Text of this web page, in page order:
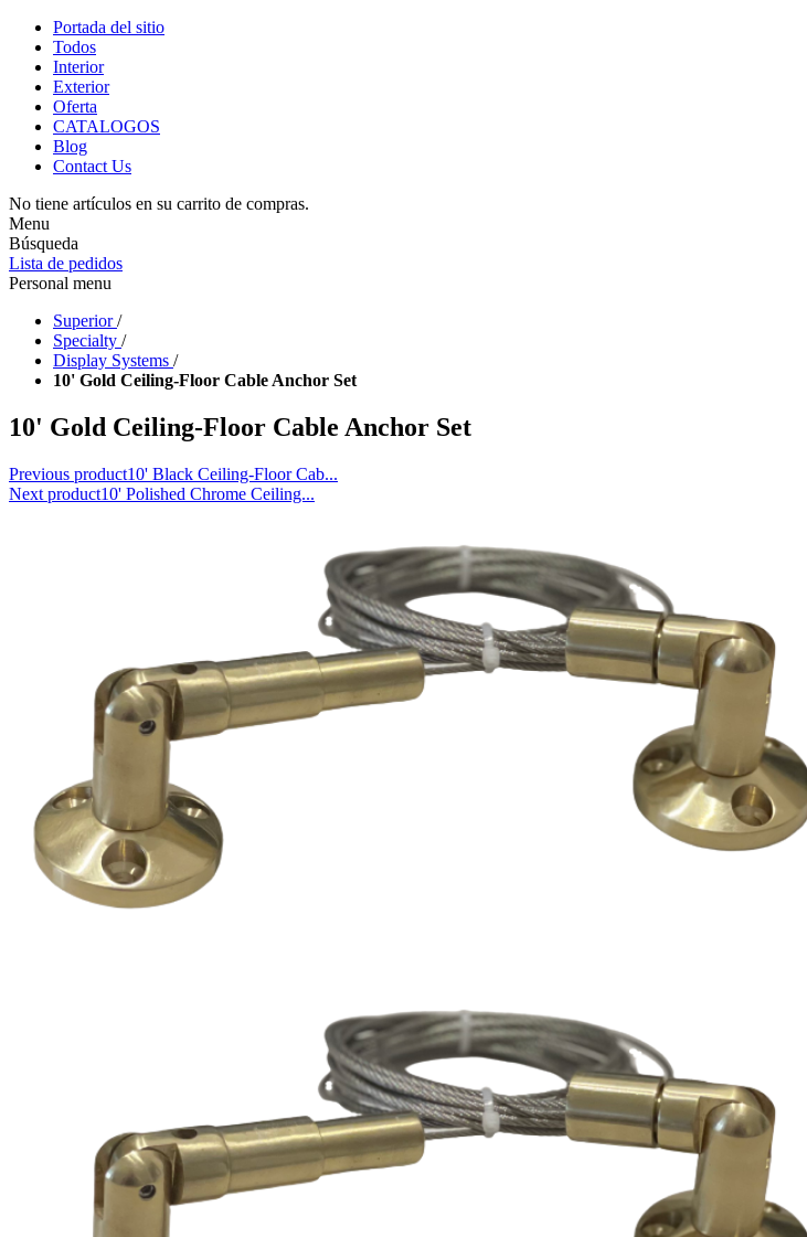
Portada del sitio
Todos
Interior
Exterior
Oferta
CATALOGOS
Blog
Contact Us
No tiene artículos en su carrito de compras.
Menu
Búsqueda
Lista de pedidos
Personal menu
Superior /
Specialty /
Display Systems /
10' Gold Ceiling-Floor Cable Anchor Set
10' Gold Ceiling-Floor Cable Anchor Set
Previous product10' Black Ceiling-Floor Cab...
Next product10' Polished Chrome Ceiling...